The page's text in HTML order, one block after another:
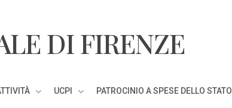
DI FIRENZE
UCPI PATROCINIO A SPESE DELLO STATO